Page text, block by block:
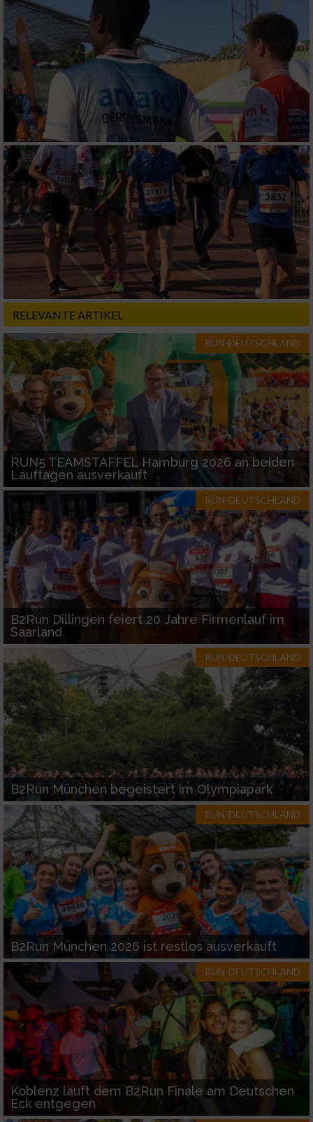
RELEVANTE ARTIKEL
RUN-DEUTSCHLAND
RUN5 TEAMSTAFFEL Hamburg 2026 an beiden
Lauftagen ausverkauft
RUN-DEUTSCHLAND
B2Run Dillingen feiert 20 Jahre Firmenlauf im
Saarland
RUN-DEUTSCHLAND
B2Run München begeistert im Olympiapark
RUN-DEUTSCHLAND
B2Run München 2026 ist restlos ausverkauft
RUN-DEUTSCHLAND
Koblenz läuft dem B2Run Finale am Deutschen
Eck entgegen